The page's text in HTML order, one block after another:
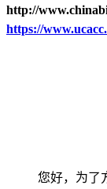
http://
https://
您好，为了